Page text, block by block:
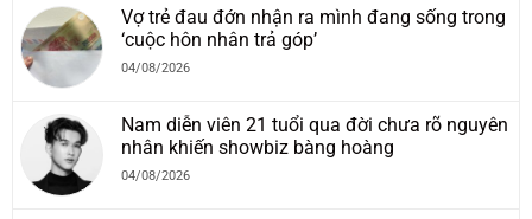
Vợ trẻ đau đớn nhận ra mình đang sống trong
‘cuộc hôn nhân trả góp’
04/08/2026
Nam diễn viên 21 tuổi qua đời chưa rõ nguyên
nhân khiến showbiz bàng hoàng
04/08/2026